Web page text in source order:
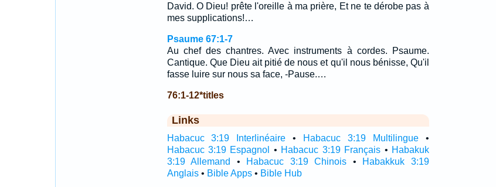
David. O Dieu! prête l'oreille à ma prière, Et ne te dérobe pas à
mes supplications!…
Psaume 67:1-7
Au chef des chantres. Avec instruments à cordes. Psaume.
Cantique. Que Dieu ait pitié de nous et qu'il nous bénisse, Qu'il
fasse luire sur nous sa face, -Pause.…
76:1-12*titles
Links
Habacuc 3:19 Interlinéaire • Habacuc 3:19 Multilingue •
Habacuc 3:19 Espagnol
• Habacuc 3:19 Français • Habakuk
3:19 Allemand
• Habacuc 3:19 Chinois • Habakkuk 3:19
Anglais• Bible Apps• Bible Hub